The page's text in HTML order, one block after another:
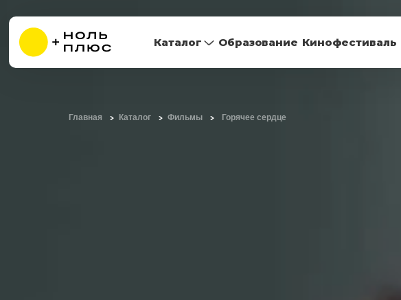
Каталог Образование Кинофестиваль
Главная Каталог Фильмы Горячее сердце